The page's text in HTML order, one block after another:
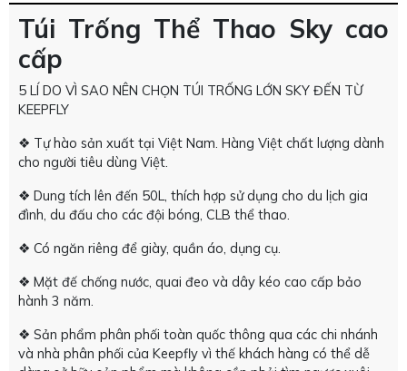
Túi Trống Thể Thao Sky cao
cấp
5 LÍ DO VÌ SAO NÊN CHỌN TÚI TRỐNG LỚN SKY ĐẾN TỪ
KEEPFLY
❖ Tự hào sản xuất tại Việt Nam. Hàng Việt chất lượng dành
cho người tiêu dùng Việt.
❖ Dung tích lên đến 50L, thích hợp sử dụng cho du lịch gia
đình, du đấu cho các đội bóng, CLB thể thao.
❖ Có ngăn riêng để giày, quần áo, dụng cụ.
❖ Mặt đế chống nước, quai đeo và dây kéo cao cấp bảo
hành 3 năm.
❖ Sản phẩm phân phối toàn quốc thông qua các chi nhánh
và nhà phân phối của Keepfly vì thế khách hàng có thể dễ